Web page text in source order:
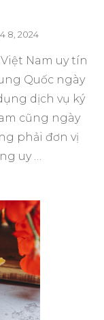
8, 2024
Nam uy tín
Quốc ngày
dịch vụ ký
cũng ngày
phải đơn vị
uy …